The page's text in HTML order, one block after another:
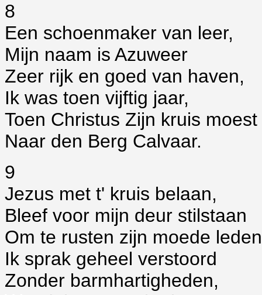
8
Een schoenmaker van leer,
Mijn naam is Azuweer
Zeer rijk en goed van haven,
Ik was toen vijftig jaar,
Toen Christus Zijn kruis
Naar den Berg Calvaar.
9
Jezus met t' kruis belaan,
Bleef voor mijn deur stilstaan
Om te rusten zijn moede
Ik sprak geheel verstoord
Zonder barmhartigheden,